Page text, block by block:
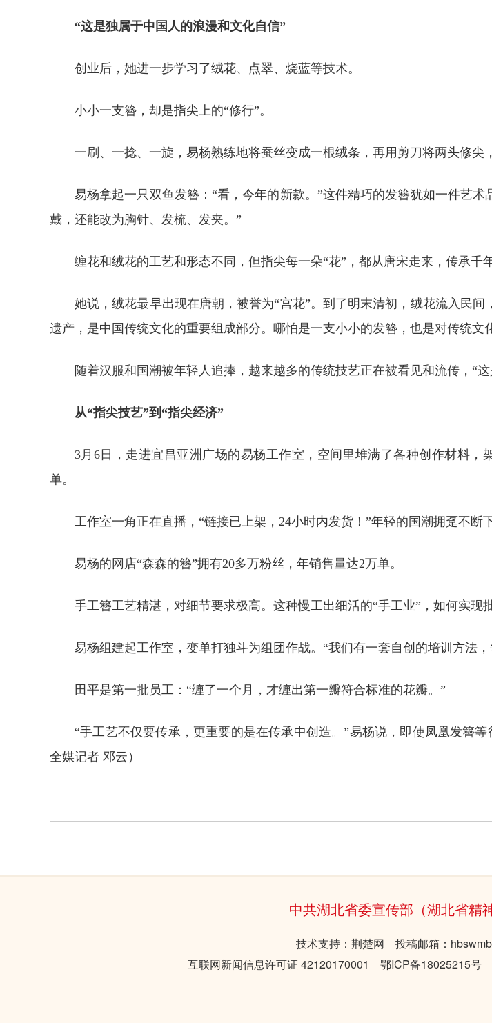
“这是独属于中国人的浪漫和文化自信”
创业后，她进一步学习了绒花、点翠、烧蓝等技术。
小小一支簪，却是指尖上的“修行”。
一刷、一捻、一旋，易杨熟练地将蚕丝变成一根绒条，再用剪刀将两头修尖
易杨拿起一只双鱼发簪：“看，今年的新款。”这件精巧的发簪犹如一件艺
戴，还能改为胸针、发梳、发夹。”
缠花和绒花的工艺和形态不同，但指尖每一朵“花”，都从唐宋走来，传承千
她说，绒花最早出现在唐朝，被誉为“宫花”。到了明末清初，绒花流入民
遗产，是中国传统文化的重要组成部分。哪怕是一支小小的发簪，也是对传统文
随着汉服和国潮被年轻人追捧，越来越多的传统技艺正在被看见和流传，“
从“指尖技艺”到“指尖经济”
3月6日，走进宜昌亚洲广场的易杨工作室，空间里堆满了各种创作材料
单。
工作室一角正在直播，“链接已上架，24小时内发货！”年轻的国潮拥趸不断下
易杨的网店“森森的簪”拥有20多万粉丝，年销售量达2万单。
手工簪工艺精湛，对细节要求极高。这种慢工出细活的“手工业”，如何实现
易杨组建起工作室，变单打独斗为组团作战。“我们有一套自创的培训方法
田平是第一批员工：“缠了一个月，才缠出第一瓣符合标准的花瓣。”
“手工艺不仅要传承，更重要的是在传承中创造。”易杨说，即使凤凰发簪
全媒记者 邓云 ）
中共湖北省委宣传部（湖北省精
技术支持：荆楚网 投稿邮箱：
互联网新闻信息许可证 42120170001
鄂ICP备18025215号